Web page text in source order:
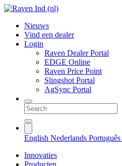
Nieuws
Vind een dealer
Login
Raven Dealer Portal
EDGE Online
Raven Price Point
Slingshot Portal
AgSync Portal
English Nederlands Português
Innovaties
Producten